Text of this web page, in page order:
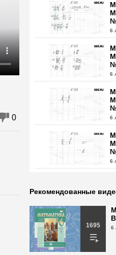
0
6
6
6
6
Рекомендованные
1695 6